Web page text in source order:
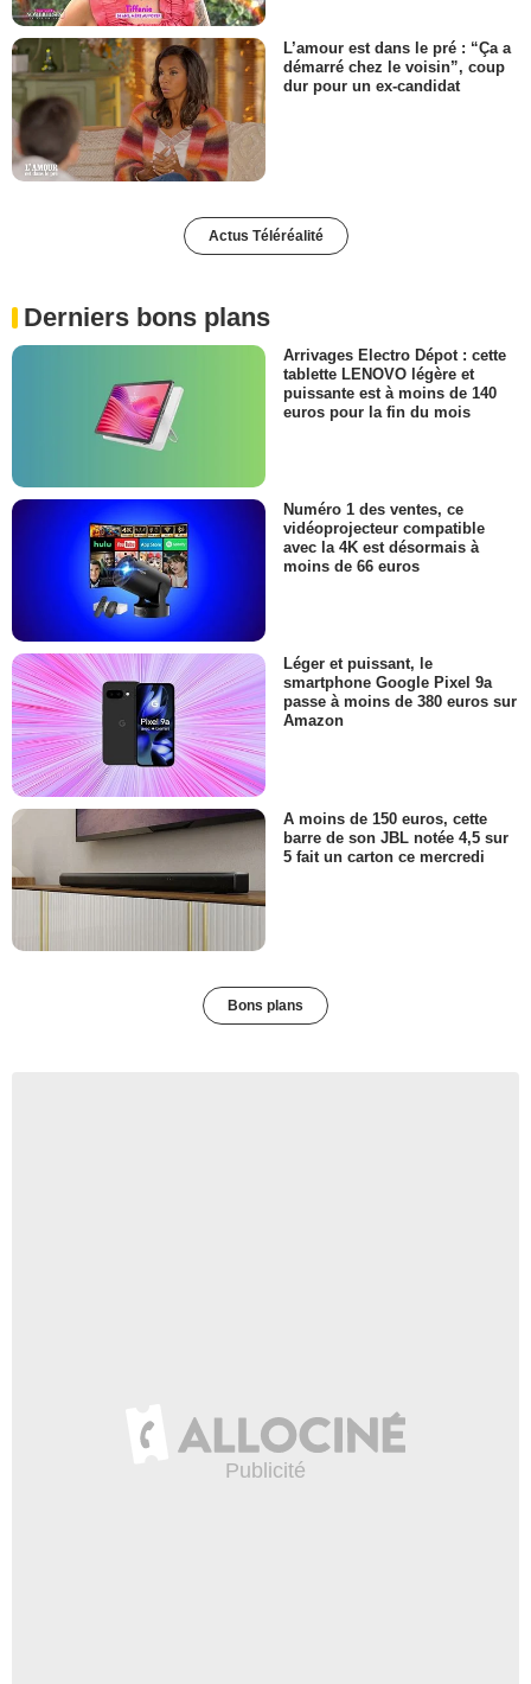
L’amour est dans le pré : “Ça a
démarré chez le voisin”, coup
dur pour un ex-candidat
Actus Téléréalité
Derniers bons plans
Arrivages Electro Dépot : cette
tablette LENOVO légère et
puissante est à moins de 140
euros pour la fin du mois
Numéro 1 des ventes, ce
vidéoprojecteur compatible
avec la 4K est désormais à
moins de 66 euros
Léger et puissant, le
smartphone Google Pixel 9a
passe à moins de 380 euros sur
Amazon
A moins de 150 euros, cette
barre de son JBL notée 4,5 sur
5 fait un carton ce mercredi
Bons plans